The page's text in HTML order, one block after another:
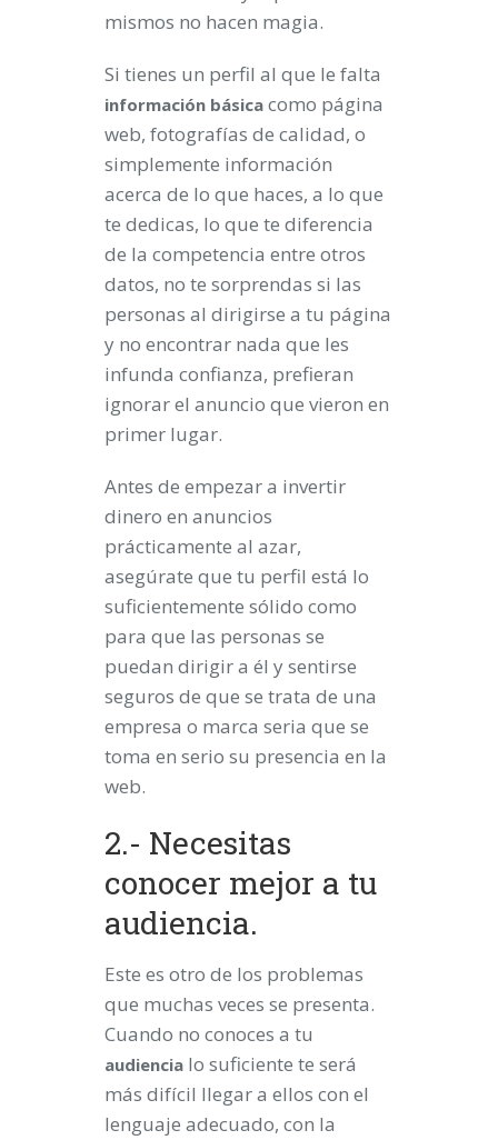
mismos no hacen magia.
Si tienes un perfil al que le falta
información básica como página
web, fotografías de calidad, o
simplemente información
acerca de lo que haces, a lo que
te dedicas, lo que te diferencia
de la competencia entre otros
datos, no te sorprendas si las
personas al dirigirse a tu página
y no encontrar nada que les
infunda confianza, prefieran
ignorar el anuncio que vieron en
primer lugar.
Antes de empezar a invertir
dinero en anuncios
prácticamente al azar,
asegúrate que tu perfil está lo
suficientemente sólido como
para que las personas se
puedan dirigir a él y sentirse
seguros de que se trata de una
empresa o marca seria que se
toma en serio su presencia en la
web.
2.- Necesitas
conocer mejor a tu
audiencia.
Este es otro de los problemas
que muchas veces se presenta.
Cuando no conoces a tu
audiencia lo suficiente te será
más difícil llegar a ellos con el
lenguaje adecuado, con la